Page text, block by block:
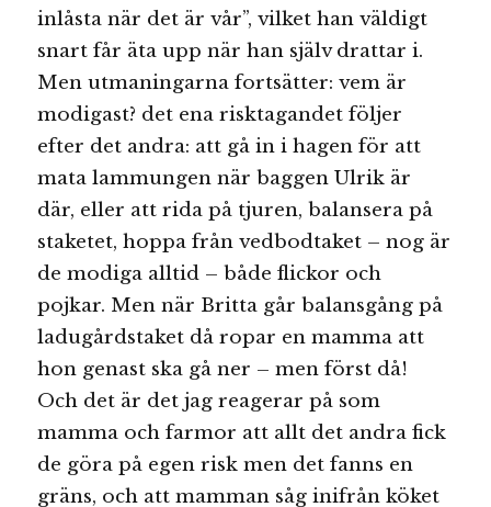
inlåsta när det är vår”, vilket han väldigt
snart får äta upp när han själv drattar i.
Men utmaningarna fortsätter: vem är
modigast? det ena risktagandet följer
efter det andra: att gå in i hagen för att
mata lammungen när baggen Ulrik är
där, eller att rida på tjuren, balansera på
staketet, hoppa från vedbodtaket – nog är
de modiga alltid – både flickor och
pojkar. Men när Britta går balansgång på
ladugårdstaket då ropar en mamma att
hon genast ska gå ner – men först då!
Och det är det jag reagerar på som
mamma och farmor att allt det andra fick
de göra på egen risk men det fanns en
gräns, och att mamman såg inifrån köket